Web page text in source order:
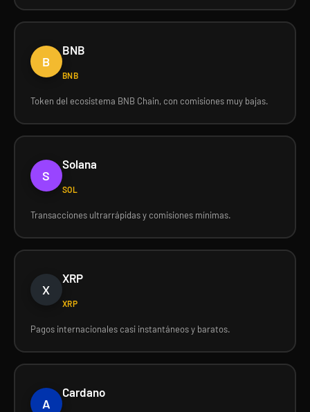
B
BNB
BNB
Token del ecosistema BNB Chain, con comisiones muy bajas.
S
Solana
SOL
Transacciones ultrarrápidas y comisiones mínimas.
X
XRP
XRP
Pagos internacionales casi instantáneos y baratos.
A
Cardano